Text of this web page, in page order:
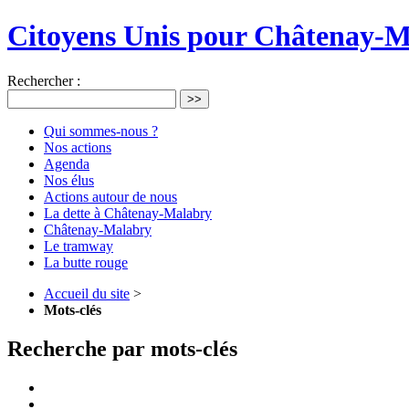
Citoyens Unis pour Châtenay-
Rechercher :
>>
Qui sommes-nous ?
Nos actions
Agenda
Nos élus
Actions autour de nous
La dette à Châtenay-Malabry
Châtenay-Malabry
Le tramway
La butte rouge
Accueil du site >
Mots-clés
Recherche par mots-clés